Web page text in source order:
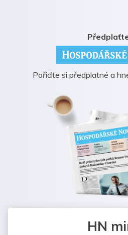
Pořiďte si předplatné a
HN